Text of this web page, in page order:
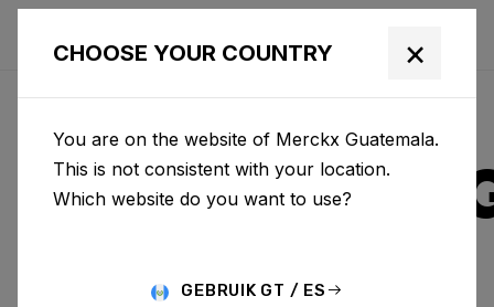
ALUMINIUM
CHOOSE YOUR COUNTRY ×
You are on the website of Merckx Guatemala.
This is not consistent with your location.
Which website do you want to use?
GEBRUIK GT / ES